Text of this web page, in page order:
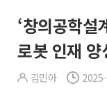
‘창의공학설
로봇 인재 양
김민아